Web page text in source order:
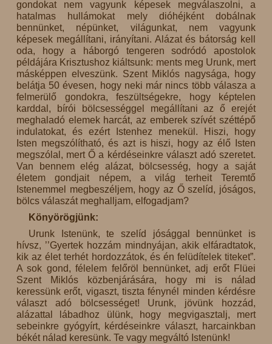
gondokat nem vagyunk képesek megválaszolni, a
hatalmas hullámokat mely dióhéjként dobálnak
bennünket, népünket, világunkat, nem vagyunk
képesek megállítani, irányítani. Alázat és bátorság kell
oda, hogy a háborgó tengeren sodródó apostolok
példájára Krisztushoz kiáltsunk: ments meg Urunk, mert
másképpen elveszünk. Szent Miklós nagysága, hogy
belátja 50 évesen, hogy neki már nincs több válasza a
felmerülő gondokra, feszültségekre, hogy képtelen
karddal, bírói bölcsességgel megállítani az ő erejét
meghaladó elemek harcát, az emberek szívét széttépő
indulatokat, és ezért Istenhez menekül. Hiszi, hogy
Isten megszólítható, és azt is hiszi, hogy az élő Isten
megszólal, mert Ő a kérdéseinkre választ adó szeretet.
Van bennem elég alázat, bölcsesség, hogy a saját
életem gondjait népem, a világ terheit Teremtő
Istenemmel megbeszéljem, hogy az Ő szelíd, jóságos,
bölcs válaszát meghalljam, elfogadjam?
Könyörögjünk:
Urunk Istenünk, te szelíd jósággal bennünket is
hívsz, ’’Gyertek hozzám mindnyájan, akik elfáradtatok,
kik az élet terhét hordozzátok, és én felüdítelek titeket”.
A sok gond, félelem felőröl bennünket, adj erőt Flüei
Szent Miklós közbenjárására, hogy mi is nálad
keressünk erőt, vigaszt, tiszta fénynél minden kérdésre
választ adó bölcsességet! Urunk, jövünk hozzád,
alázattal lábadhoz ülünk, hogy megvigasztalj, mert
sebeinkre gyógyírt, kérdéseinkre választ, harcainkban
békét nálad keresünk. Te vagy megváltó Istenünk!